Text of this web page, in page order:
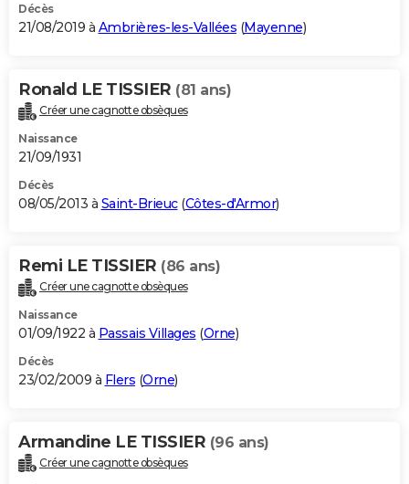
S'inscrire
Se connecter
Lycées
Collèges
Primaires
Universités
Entreprises
Service militaire
Avis de recherche
AVIS DE DÉCÈS
Bricolage
Lifestyle
Culture
Sport
Auto
Television
Voyage
Cinema
Décès
21/08/2019 à Ambrières-les-Vallées (Mayenne)
Ronald LE TISSIER (81 ans)
Créer une cagnotte obsèques
Naissance
21/09/1931
Décès
08/05/2013 à Saint-Brieuc(Côtes-d'Armor)
Remi LE TISSIER (86 ans)
Créer une cagnotte obsèques
Naissance
01/09/1922 à Passais Villages (Orne)
Décès
23/02/2009 à Flers (Orne)
Armandine LE TISSIER (96 ans)
Créer une cagnotte obsèques